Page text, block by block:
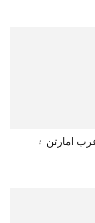
امارتن ۽